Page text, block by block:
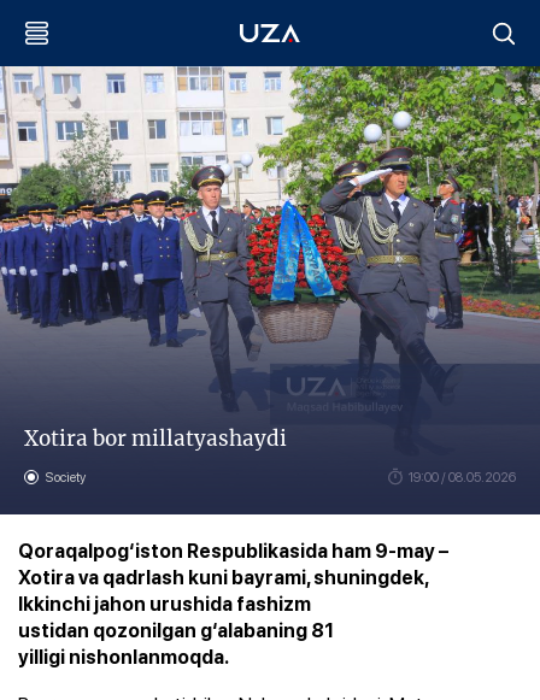
Xotira bor millatyashaydi
Society 19:00 / 08.05.2026
Qoraqalpog‘iston Respublikasida ham 9-may –
Xotira va qadrlash kuni bayrami, shuningdek,
Ikkinchi jahon urushida fashizm
ustidan qozonilgan g‘alabaning 81
yilligi nishonlanmoqda.